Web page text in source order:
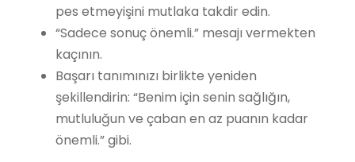
pes etmeyişini mutlaka takdir edin.
“Sadece sonuç önemli.” mesajı vermekten
kaçının.
Başarı tanımınızı birlikte yeniden
şekillendirin: “Benim için senin sağlığın,
mutluluğun ve çaban en az puanın kadar
önemli.” gibi.